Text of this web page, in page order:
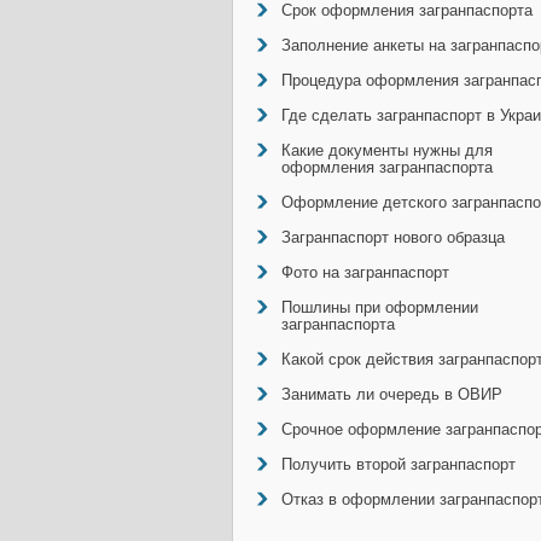
Срок оформления загранпаспорта
Заполнение анкеты на
Процедура оформления
Где сделать загранпаспорт в
Какие документы нужны для
оформления загранпаспорта
Оформление детского
Загранпаспорт нового образца
Фото на загранпаспорт
Пошлины при оформлении
загранпаспорта
Какой срок действия
Занимать ли очередь в ОВИР
Срочное оформление
Получить второй загранпаспорт
Отказ в оформлении